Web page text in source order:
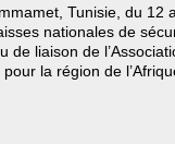
Tunisie, du 12
nationales de
de liaison de
la région de